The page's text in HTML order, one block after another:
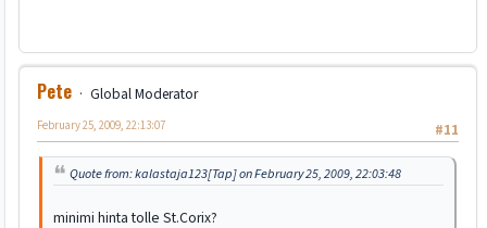
Pete
Global Moderator
#11
February 25, 2009, 22:13:07
Quote from: kalastaja123[Tap] on February 25, 2009, 22:03:48
minimi hinta tolle St.Corix?